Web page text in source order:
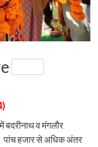
बदरीनाथ व मंगलौर
पांच हजार से अधिक अंतर